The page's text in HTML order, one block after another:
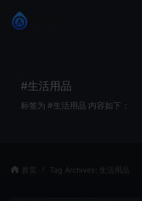
#生活用品
标签为 #生活用品 内容如下：
首页 Tag Archives: 生活用品